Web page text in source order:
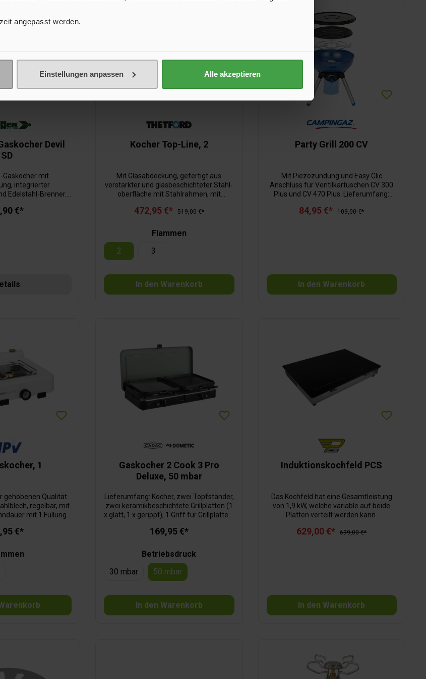
angepasst werden.
Einstellungen anpassen Alle akzeptieren
Devil
SD
Gaskocher mit
integrierter
Edelstahl-Brenner.
€*
Kocher Top-Line, 2
Mit Glasabdeckung, gefertigt aus
verstärkter und glasbeschichteter Stahl-
oberfläche mit Stahlrahmen, mit
Zündsicherung.
472,95 €* 519,00 €*
Flammen
2
3
In den Warenkorb
Party Grill 200 CV
Mit Piezozündung und Easy Clic
Anschluss für Ventilkartuschen CV 300
Plus und CV 470 Plus. Lieferumfang:
84,95 €* 109,00 €*
In den Warenkorb
1
gehobenen Qualität.
regelbar, mit
mit 1 Füllung:
€*
Gaskocher 2 Cook 3 Pro
Deluxe, 50 mbar
Lieferumfang: Kocher, zwei Topfständer,
zwei keramikbeschichtete Grillplatten (1
x glatt, 1 x gerippt), 1 Griff für Grillplatten,
Trage-/Aufbewahrungstasche
169,95 €*
Betriebsdruck
30 mbar
50 mbar
In den Warenkorb
Induktionskochfeld PCS
Das Kochfeld hat eine Gesamtleistung
von 1,9 kW, welche variable auf beide
Platten verteilt werden kann.
gleichmäßiger Energieaufnahme,
Außenmaße B 45 x H 5,5 x T 30 cm,
Gewicht 6,33 kg.
629,00 €* 699,00 €*
In den Warenkorb